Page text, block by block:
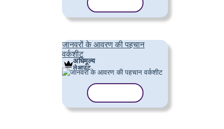
जानवरों के आवरण की पहचान
वर्कशीट
अधिमूल्य
लेआउट